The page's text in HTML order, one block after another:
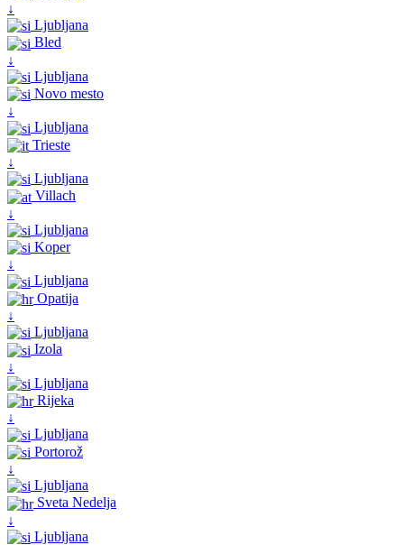
↓
Ljubljana
Bled
↓
Ljubljana
Novo mesto
↓
Ljubljana
Trieste
↓
Ljubljana
Villach
↓
Ljubljana
Koper
↓
Ljubljana
Opatija
↓
Ljubljana
Izola
↓
Ljubljana
Rijeka
↓
Ljubljana
Portorož
↓
Ljubljana
Sveta Nedelja
↓
Ljubljana